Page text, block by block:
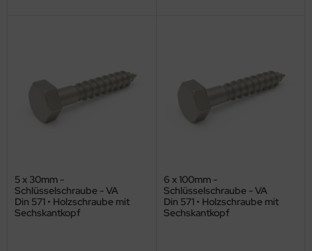
5 x 30mm -
Schlüsselschraube - VA
Din 571 • Holzschraube mit
Sechskantkopf
6 x 100mm -
Schlüsselschraube - VA
Din 571 • Holzschraube mit
Sechskantkopf